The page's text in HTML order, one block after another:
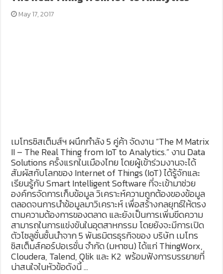
May 17, 2017
เมโทรซิสเต็มส์ฯ ผนึกกำลัง 5 คู่ค้า จัดงาน “The M Matrix
II – The Real Thing from IoT to Analytics.” งาน Data
Solutions ครั้งแรกในเมืองไทย โดยผู้เข้าร่วมงานจะได้
สัมผัสกับโลกของ Internet of Things (IoT) ได้รู้จักและ
เรียนรู้กับ Smart Intelligent Software ที่จะเข้ามาช่วย
องค์กรจัดการเก็บข้อมูล วิเคราะห์ความถูกต้องของข้อมูล
ตลอดจนการนำข้อมูลมาวิเคราะห์ เพื่อสร้างกลยุทธ์ให้ตรง
ตามความต้องการของตลาด และยังเป็นการเพิ่มขีดความ
สามารถในการแข่งขันในอุตสาหกรรม โดยยังจะมีการเปิด
ตัวโซลูชั่นชั้นนำจาก 5 พันธมิตรธุรกิจของ บริษัท เมโทร
ซิสเต็มส์คอร์ปอเรชั่น จำกัด (มหาชน) ได้แก่ ThingWorx,
Cloudera, Talend, Qlik และ K2 พร้อมฟังการบรรยายที่
น่าสนใจในหัวข้อดังนี้ …